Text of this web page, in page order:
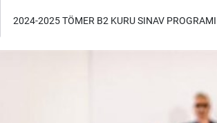
2024-2025 TÖMER B2 KURU SINAV PROGRAMI